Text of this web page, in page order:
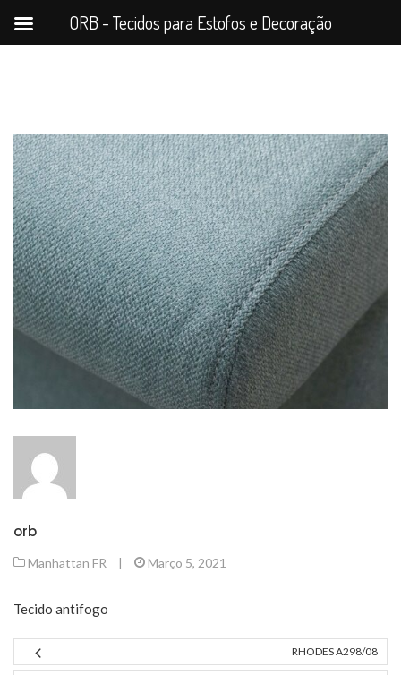
orb
Manhattan FR | Março 5, 2021
Tecido antifogo
RHODES A298/08
ORB - Tecidos para Estofos e Decoração